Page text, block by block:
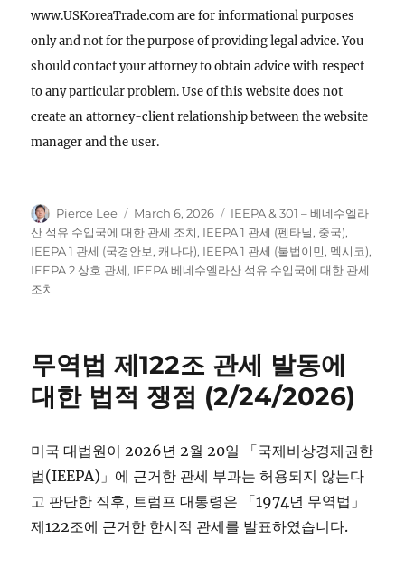
www.USKoreaTrade.com are for informational purposes
only and not for the purpose of providing legal advice. You
should contact your attorney to obtain advice with respect
to any particular problem. Use of this website does not
create an attorney-client relationship between the website
manager and the user.
Author
Pierce Lee
Posted
on
March 6, 2026 Categories
IEEPA & 301 – 베네수엘라
산 석유 수입국에 대한 관세 조치, IEEPA 1 관세 (펜타닐, 중국),
IEEPA 1 관세 (국경안보, 캐나다), IEEPA 1 관세 (불법이민, 멕시코),
IEEPA 2 상호 관세, IEEPA 베네수엘라산 석유 수입국에 대한 관세
조치
무역법 제122조 관세 발동에
대한 법적 쟁점 (2/24/2026)
미국 대법원이 2026년 2월 20일 「국제비상경제권한
법(IEEPA)」에 근거한 관세 부과는 허용되지 않는다
고 판단한 직후, 트럼프 대통령은 「1974년 무역법」
제122조에 근거한 한시적 관세를 발표하였습니다.